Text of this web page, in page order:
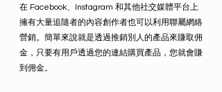
在 Facebook、Instagram 和其他社交媒體平台上
擁有大量追隨者的內容創作者也可以利用聯屬網絡
營銷。簡單來說就是透過推銷別人的產品來賺取佣
金，只要有用戶透過您的連結購買產品，您就會賺
到佣金。